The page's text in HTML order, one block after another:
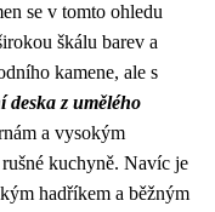
se v tomto ohledu
škálu barev a
kamene, ale s
deska z umělého
a vysokým
kuchyně. Navíc je
hadříkem a běžným